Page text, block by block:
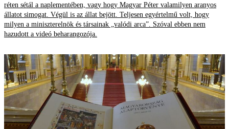
réten sétál a naplementében, vagy hogy Magyar Péter valamilyen aranyos
állatot simogat. Végül is az állat bejött. Teljesen egyértelmű volt, hogy
milyen a miniszterelnök és társainak „valódi arca”. Szóval ebben nem
hazudott a videó beharangozója.